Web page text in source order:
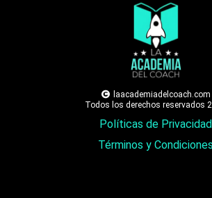
laacademiadelcoach.com
Todos los derechos reservados
Políticas de Privacidad
Términos y Condiciones